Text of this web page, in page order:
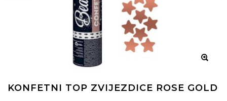
KONFETNI TOP ZVIJEZDICE ROSE GOLD